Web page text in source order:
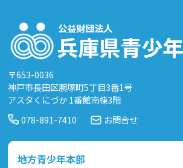
〒653-0036
神戸市長田区腕塚町5丁目3番1号
アスタくにづか 1番館南棟3階
078-891-7410
お問合せ
地方青少年本部